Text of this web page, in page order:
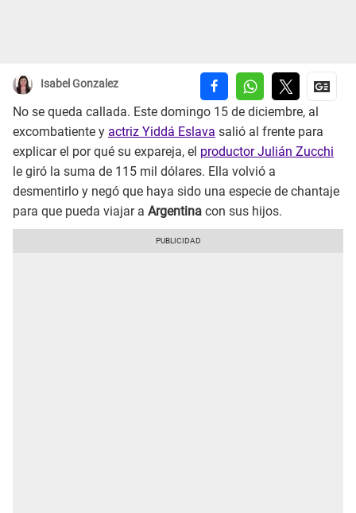
Isabel Gonzalez
No se queda callada. Este domingo 15 de diciembre, al
excombatiente y actriz Yiddá Eslava salió al frente para
explicar el por qué su expareja, el productor Julián Zucchi
le giró la suma de 115 mil dólares. Ella volvió a
desmentirlo y negó que haya sido una especie de chantaje
para que pueda viajar a Argentina con sus hijos.